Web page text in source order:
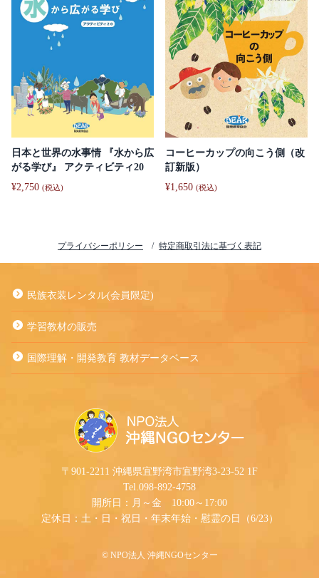
日本と世界の水事情 『水から広
がる学び』 アクティビティ20
¥2,750 (税込)
コーヒーカップの向こう側（改
訂新版）
¥1,650 (税込)
プライバシーポリシー 特定商取引法に基づく表記
民族衣装レンタル(会員限定)
学習教材の販売
国際理解・開発教育 教材データベース
〒901-2211 沖縄県宜野湾市宜野湾3-23-52 1F
Tel.098-892-4758
開所日：月～金 10:00～17:00
定休日：土・日・祝日・年末年始・慰霊の日（6/23）
©︎ NPO法人 沖縄NGOセンター